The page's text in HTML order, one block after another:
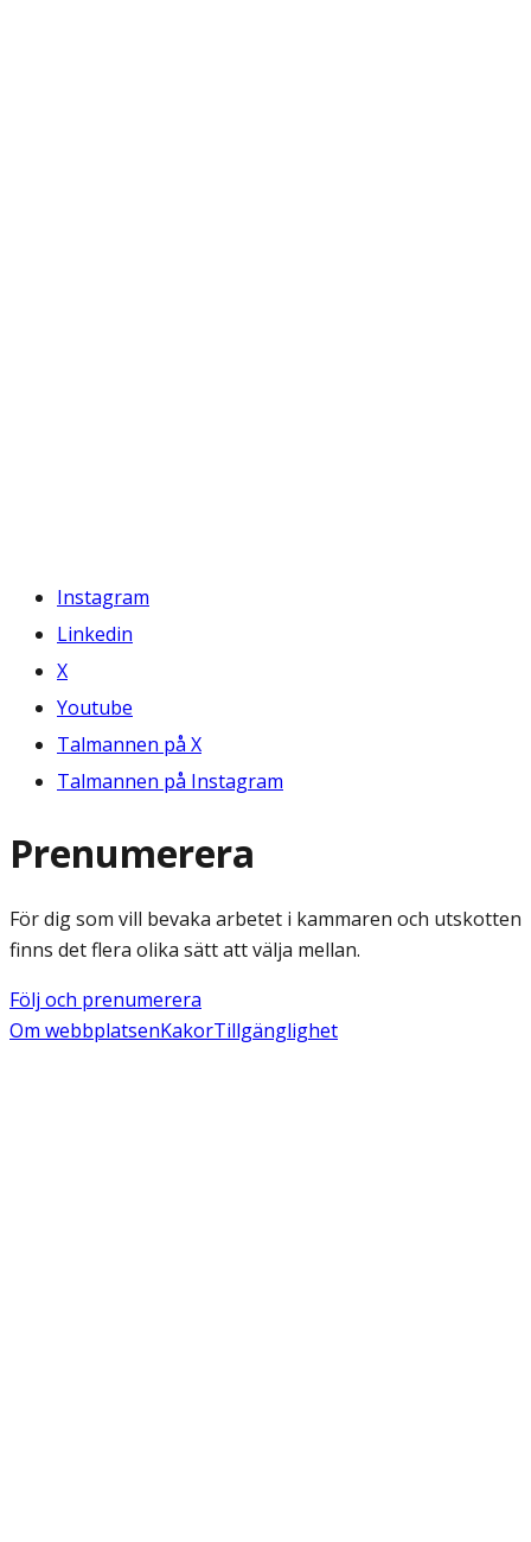
Instagram
Linkedin
X
Youtube
Talmannen på X
Talmannen på Instagram
Prenumerera
För dig som vill bevaka arbetet i kammaren och utskotten
finns det flera olika sätt att välja mellan.
Följ och prenumerera
Om webbplatsenKakorTillgänglighet